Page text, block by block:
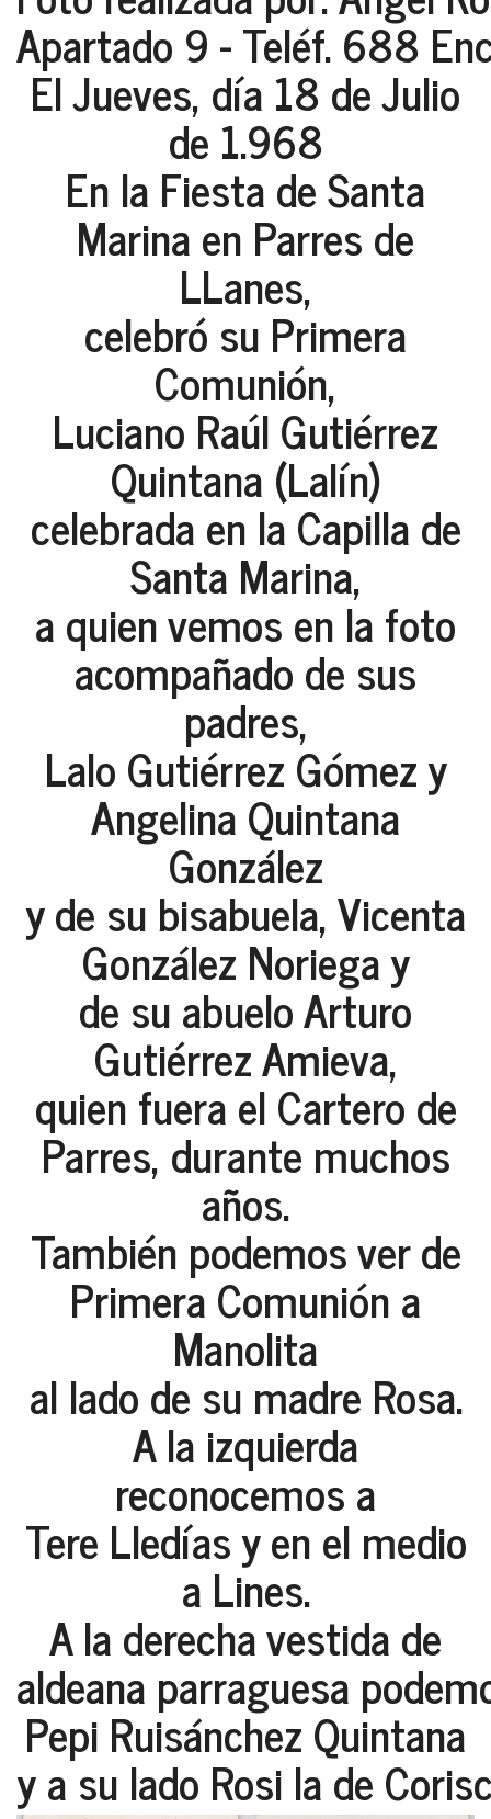
Apartado 9 - Teléf. 688
El Jueves, día 18 de Julio
de 1.968
En la Fiesta de Santa
Marina en Parres de
LLanes,
celebró su Primera
Comunión,
Luciano Raúl Gutiérrez
Quintana (Lalín)
celebrada en la Capilla de
Santa Marina,
a quien vemos en la foto
acompañado de sus
padres,
Lalo Gutiérrez Gómez y
Angelina Quintana
González
y de su bisabuela, Vicenta
González Noriega y
de su abuelo Arturo
Gutiérrez Amieva,
quien fuera el Cartero de
Parres, durante muchos
años.
También podemos ver de
Primera Comunión a
Manolita
al lado de su madre Rosa.
A la izquierda
reconocemos a
Tere Lledías y en el medio
a Lines.
A la derecha vestida de
aldeana parraguesa
Pepi Ruisánchez Quintana
y a su lado Rosi la de